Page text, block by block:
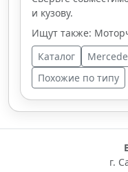
и кузову.
Ищут также:
Каталог
Похожие по типу
г.